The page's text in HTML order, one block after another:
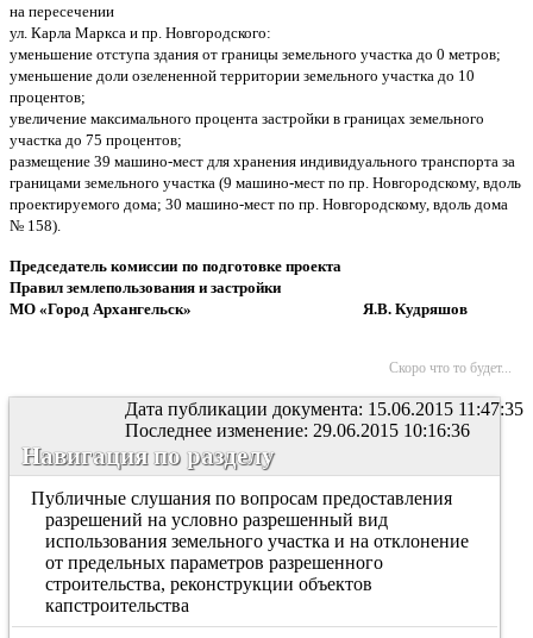
на пересечении
ул. Карла Маркса и пр. Новгородского:
уменьшение отступа здания от границы земельного участка до 0 метров;
уменьшение доли озелененной территории земельного участка до 10
процентов;
увеличение максимального процента застройки в границах земельного
участка до 75 процентов;
размещение 39 машино-мест для хранения индивидуального транспорта за
границами земельного участка (9 машино-мест по пр. Новгородскому, вдоль
проектируемого дома; 30 машино-мест по пр. Новгородскому, вдоль дома
№ 158).
Председатель комиссии по подготовке проекта
Правил землепользования и застройки
МО «Город Архангельск» Я.В. Кудряшов
Скоро что то будет...
Дата публикации документа: 15.06.2015 11:47:35
Последнее изменение: 29.06.2015 10:16:36
Навигация по разделу
Публичные слушания по вопросам предоставления
разрешений на условно разрешенный вид
использования земельного участка и на отклонение
от предельных параметров разрешенного
строительства, реконструкции объектов
капстроительства